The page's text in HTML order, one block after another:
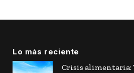
Lo más reciente
Crisis alimentaria: